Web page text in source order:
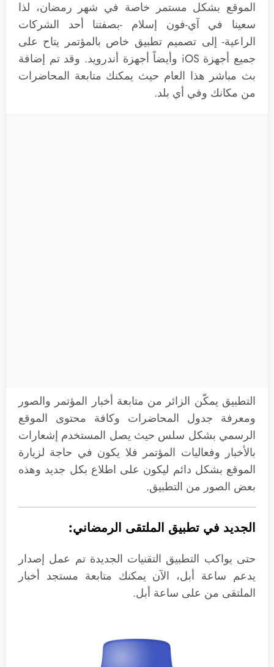
الموقع بشكل مستمر خاصة في شهر رمضان، لذا
سعينا في آي-فون إسلام -بصفتنا أحد الشركات
الراعية- إلى تصميم تطبيق خاص بالمؤتمر يتاح على
جميع أجهزة iOS وأيضاً أجهزة أندرويد. وقد تم إضافة
بث مباشر هذا العام حيث يمكنك متابعة المحاضرات
من مكانك وفي أي بلد.
التطبيق يمكّن الزائر من متابعة أخبار المؤتمر والصور
ومعرفة جدول المحاضرات وكافة محتوى الموقع
الرسمي بشكل سلس حيث يصل المستخدم إشعارات
بالأخبار وفعاليات المؤتمر فلا يكون في حاجة لزيارة
الموقع بشكل دائم ليكون على اطلاع بكل جديد وهذه
بعض الصور من التطبيق.
الجديد في تطبيق الملتقى الرمضاني:
حتى يواكب التطبيق التقنيات الجديدة تم عمل إصدار
يدعم ساعة أبل، الآن يمكنك متابعة مستجد أخبار
الملتقى من على ساعة أبل.